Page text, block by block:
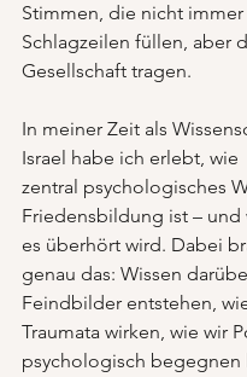
Stimmen, die nicht
Schlagzeilen füllen, aber
Gesellschaft tragen.
In meiner Zeit als
Israel habe ich erlebt, wie
zentral psychologisches
Friedensbildung ist – und
es überhört wird. Dabei
genau das: Wissen
Feindbilder entstehen,
Traumata wirken, wie wir
psychologisch begegnen